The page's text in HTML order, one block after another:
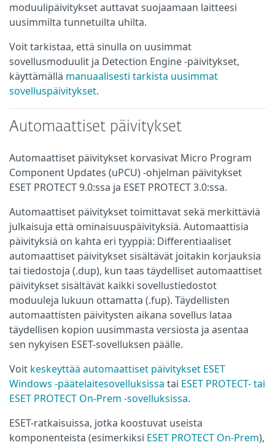
moduulipäivitykset auttavat suojaamaan laitteesi
uusimmilta tunnetuilta uhilta.
Voit tarkistaa, että sinulla on uusimmat
sovellusmoduulit ja Detection Engine -päivitykset,
käyttämällä manuaalisesti tarkista uusimmat
sovelluspäivitykset.
Automaattiset päivitykset
Automaattiset päivitykset korvasivat Micro Program
Component Updates (uPCU) -ohjelman päivitykset
ESET PROTECT 9.0:ssa ja ESET PROTECT 3.0:ssa.
Automaattiset päivitykset toimittavat sekä merkittäviä
julkaisuja että ominaisuuspäivityksiä. Automaattisia
päivityksiä on kahta eri tyyppiä: Differentiaaliset
automaattiset päivitykset sisältävät joitakin korjauksia
tai tiedostoja (.dup), kun taas täydelliset automaattiset
päivitykset sisältävät kaikki sovellustiedostot
moduuleja lukuun ottamatta (.fup). Täydellisten
automaattisten päivitysten aikana sovellus lataa
täydellisen kopion uusimmasta versiosta ja asentaa
sen nykyisen ESET-sovelluksen päälle.
Voit keskeyttää automaattiset päivitykset ESET
Windows -päätelaitesovelluksissa tai ESET PROTECT- tai
ESET PROTECT On-Prem -sovelluksissa.
ESET-ratkaisuissa, jotka koostuvat useista
komponenteista (esimerkiksi ESET PROTECT On-Prem),